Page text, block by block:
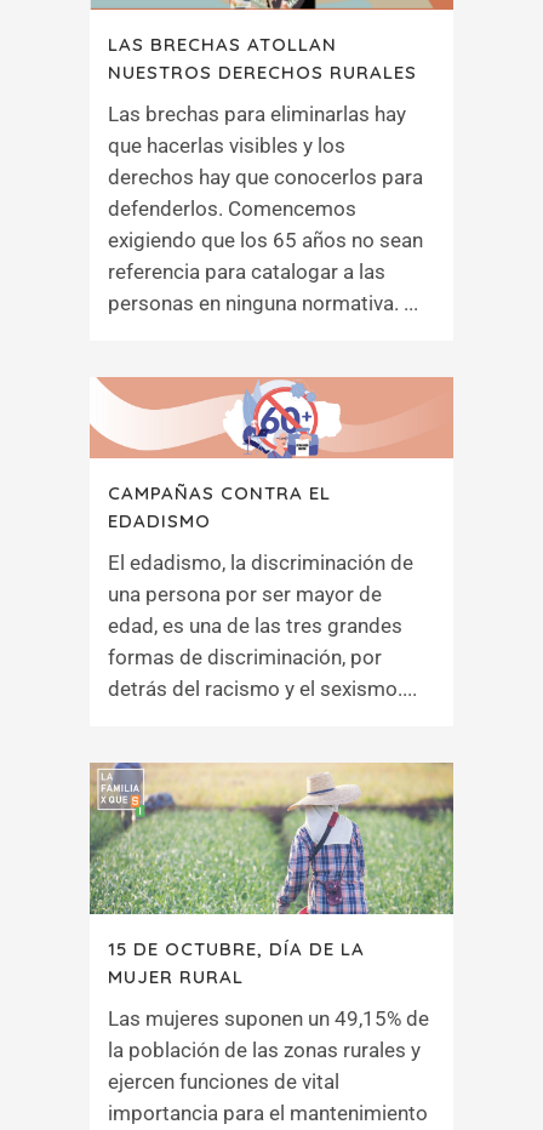
LAS BRECHAS ATOLLAN
NUESTROS DERECHOS RURALES
Las brechas para eliminarlas hay
que hacerlas visibles y los
derechos hay que conocerlos para
defenderlos. Comencemos
exigiendo que los 65 años no sean
referencia para catalogar a las
personas en ninguna normativa. ...
CAMPAÑAS CONTRA EL
EDADISMO
El edadismo, la discriminación de
una persona por ser mayor de
edad, es una de las tres grandes
formas de discriminación, por
detrás del racismo y el sexismo....
15 DE OCTUBRE, DÍA DE LA
MUJER RURAL
Las mujeres suponen un 49,15% de
la población de las zonas rurales y
ejercen funciones de vital
importancia para el mantenimiento